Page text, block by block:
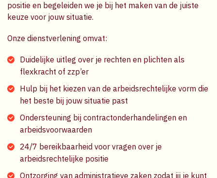
positie en begeleiden we je bij het maken van de juiste
keuze voor jouw situatie.
Onze dienstverlening omvat:
Duidelijke uitleg over je rechten en plichten als
flexkracht of zzp’er
Hulp bij het kiezen van de arbeidsrechtelijke vorm die
het beste bij jouw situatie past
Ondersteuning bij contractonderhandelingen en
arbeidsvoorwaarden
24/7 bereikbaarheid voor vragen over je
arbeidsrechtelijke positie
Ontzorging van administratieve zaken zodat jij je kunt